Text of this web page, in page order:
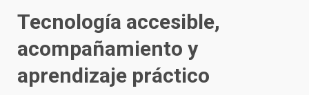
Tecnología accesible,
acompañamiento y
aprendizaje práctico